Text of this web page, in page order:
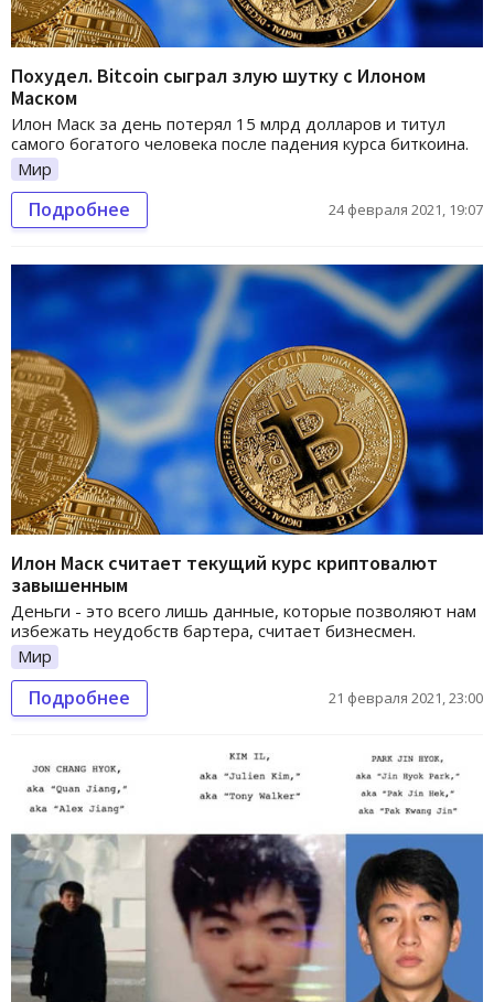
Похудел. Bitcoin сыграл злую шутку с Илоном
Маском
Илон Маск за день потерял 15 млрд долларов и титул
самого богатого человека после падения курса биткоина.
Мир
Подробнее 24 февраля 2021, 19:07
Илон Маск считает текущий курс криптовалют
завышенным
Деньги - это всего лишь данные, которые позволяют нам
избежать неудобств бартера, считает бизнесмен.
Мир
Подробнее 21 февраля 2021, 23:00